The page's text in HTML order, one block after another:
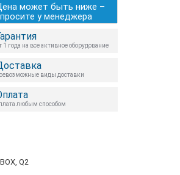
может быть ниже –
у менеджера
1 года на все активное оборудование
виды доставки
любым способом
Q2